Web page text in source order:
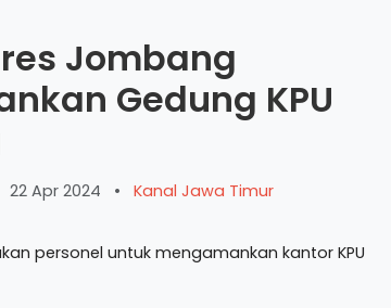
Jombang
Gedung KPU
22 Apr 2024 • Kanal Jawa Timur
personel untuk mengamankan kantor KPU